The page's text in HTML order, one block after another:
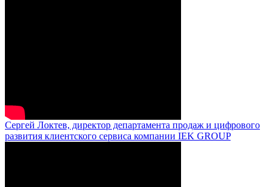
Сергей Локтев, директор департамента продаж и цифрового
развития клиентского сервиса компании IEK GROUP